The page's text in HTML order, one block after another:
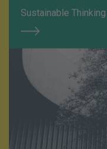
Sustainable Thinking